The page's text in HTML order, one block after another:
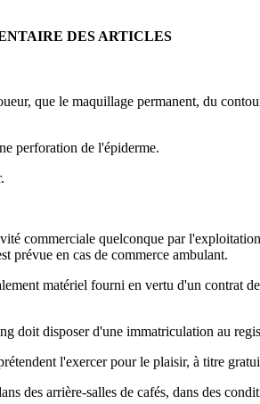
DES ARTICLES
que le maquillage permanent, du
perforation de l'épiderme.
commerciale quelconque par
prévue en cas de commerce ambulant.
matériel fourni en vertu d'un contrat
doit disposer d'une immatriculation au
l'exercer pour le plaisir, à titre
des arrière-salles de cafés, dans des